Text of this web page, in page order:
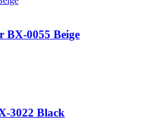
BX-0055 Beige
3022 Black